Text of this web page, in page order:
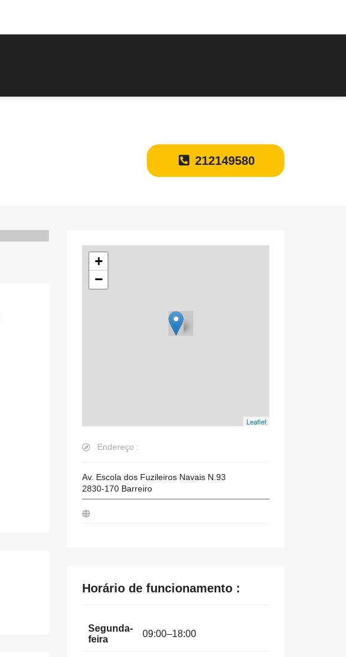
212149580
+
−
Leaflet
Endereço :
Av. Escola dos Fuzileiros Navais N.93
2830-170 Barreiro
Horário de funcionamento :
Segunda-
feira
09:00–18:00